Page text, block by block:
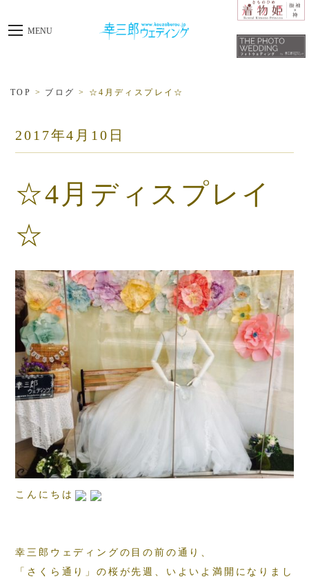
toggle
navigation
MENU
TOP > ブログ > ☆4月ディスプレイ☆
2017年4月10日
☆4月ディスプレイ
☆
こんにちは
幸三郎ウェディングの目の前の通り、
「さくら通り」の桜が先週、いよいよ満開になりまし